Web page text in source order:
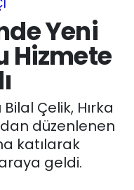
Yeni
Hizmete
Çelik, Hırka
düzenlenen
katılarak
geldi.
ve Fikstür